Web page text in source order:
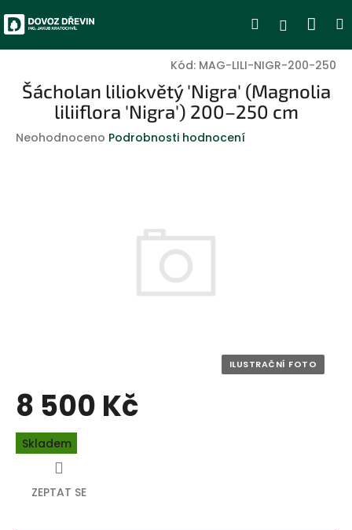
na
obsah
Hledat
Kód: MAG-LILI-NIGR-200-250
Šácholan liliokvětý 'Nigra' (Magnolia
liliiflora 'Nigra') 200–250 cm
Průměrné
Neohodnoceno Podrobnosti hodnocení
8 500 Kč
Měrná
cena:
Skladem
ZEPTAT SE